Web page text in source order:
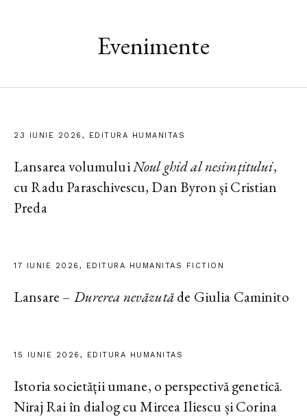
Evenimente
23 IUNIE 2026, EDITURA HUMANITAS
Lansarea volumuluiNoul ghid al nesimțitului,
cu Radu Paraschivescu, Dan Byron și Cristian
Preda
17 IUNIE 2026, EDITURA HUMANITAS FICTION
Lansare – Durerea nevăzutăde Giulia Caminito
15 IUNIE 2026, EDITURA HUMANITAS
Istoria societății umane, o perspectivă genetică.
Niraj Rai în dialog cu Mircea Iliescu și Corina